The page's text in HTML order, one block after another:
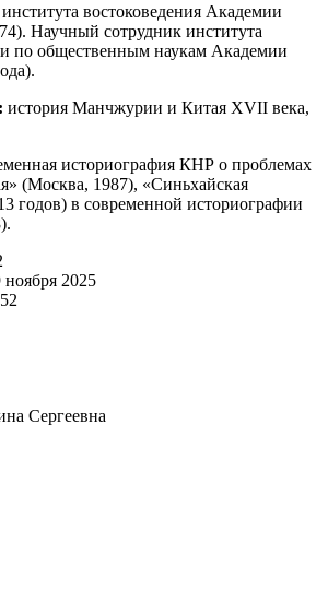
востоковедения Академии
Научный сотрудник института
по общественным наукам Академии
история Манчжурии и Китая XVII века,
историография КНР о проблемах
(Москва, 1987), «Синьхайская
годов) в современной историографии
2025
Сергеевна